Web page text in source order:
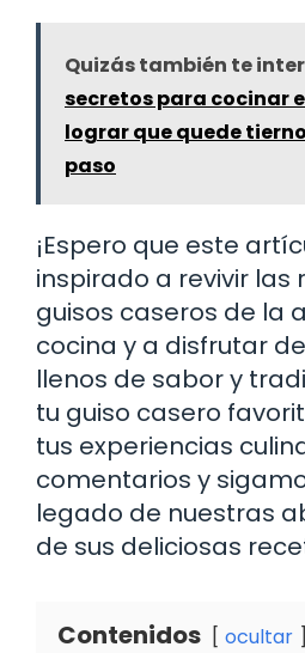
Quizás también te
secretos para cocinar
lograr que quede
paso
¡Espero que este
inspirado a revivir las
guisos caseros de la
cocina y a disfrutar
llenos de sabor y
tu guiso casero
tus experiencias
comentarios y
legado de nuestras
de sus deliciosas
Contenidos ocultar